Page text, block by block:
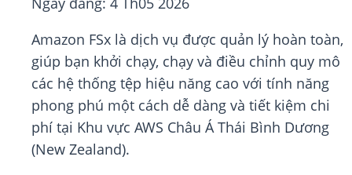
Amazon FSx là dịch vụ được quản lý hoàn toàn,
giúp bạn khởi chạy, chạy và điều chỉnh quy mô
các hệ thống tệp hiệu năng cao với tính năng
phong phú một cách dễ dàng và tiết kiệm chi
phí tại Khu vực AWS Châu Á Thái Bình Dương
(New Zealand).